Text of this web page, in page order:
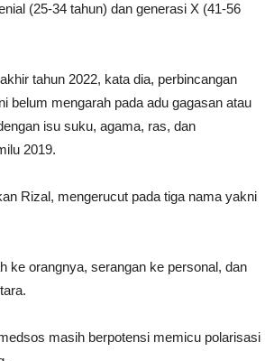
(25-34 tahun) dan generasi X (41-56
tahun 2022, kata dia, perbincangan
belum mengarah pada adu gagasan atau
isu suku, agama, ras, dan
2019.
Rizal, mengerucut pada tiga nama yakni
ke orangnya, serangan ke personal, dan
masih berpotensi memicu polarisasi